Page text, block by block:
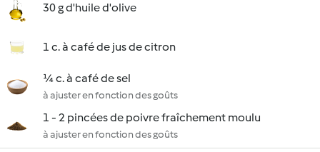
30 g d'huile d'olive
1 c. à café de jus de citron
¼ c. à café de sel
à ajuster en fonction des goûts
1 - 2 pincées de poivre fraîchement moulu
à ajuster en fonction des goûts